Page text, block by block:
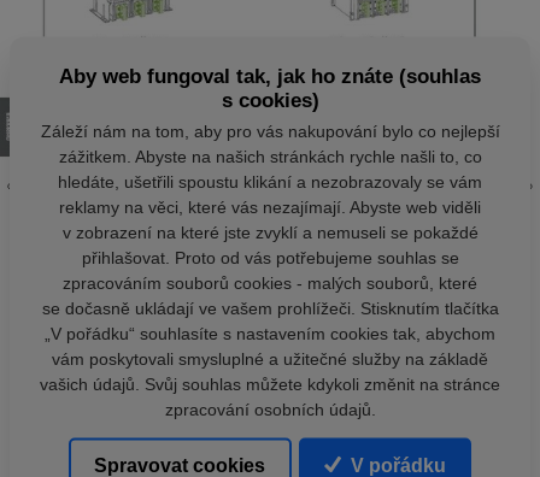
Aby web fungoval tak, jak ho znáte (souhlas
s cookies)
Záleží nám na tom, aby pro vás nakupování bylo co nejlepší
zážitkem. Abyste na našich stránkách rychle našli to, co
hledáte, ušetřili spoustu klikání a nezobrazovaly se vám
reklamy na věci, které vás nezajímají. Abyste web viděli
v zobrazení na které jste zvyklí a nemuseli se pokaždé
přihlašovat. Proto od vás potřebujeme souhlas se
zpracováním souborů cookies - malých souborů, které
se dočasně ukládají ve vašem prohlížeči. Stisknutím tlačítka
„V pořádku“ souhlasíte s nastavením cookies tak, abychom
vám poskytovali smysluplné a užitečné služby na základě
vašich údajů. Svůj souhlas můžete kdykoli změnit na stránce
zpracování osobních údajů.
Spravovat cookies V pořádku